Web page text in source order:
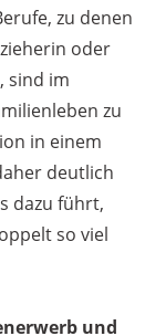
zu denen
oder
sind im
zu
in einem
deutlich
dazu führt,
so viel
und